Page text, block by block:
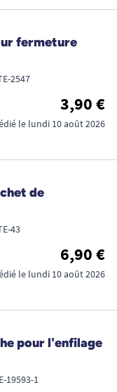
fermeture
2547
3,90 €
le lundi 10 août 2026
de
43
6,90 €
le lundi 10 août 2026
pour l'enfilage
19593-1